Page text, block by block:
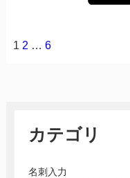
1 2 … 6
カテゴリ
名刺入力